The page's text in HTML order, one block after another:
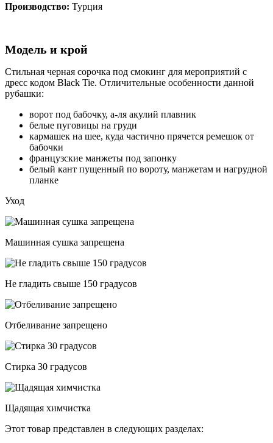
Производство: Турция
Модель и крой
Стильная черная сорочка под смокинг для мероприятий с
дресс кодом Black Tie. Отличительные особенности данной
рубашки:
ворот под бабочку, а-ля акулий плавник
белые пуговицы на груди
кармашек на шее, куда частично прячется ремешок от
бабочки
французские манжеты под запонку
белый кант пущенный по вороту, манжетам и нагрудной
планке
Уход
Машинная сушка запрещена
Не гладить свыше 150 градусов
Отбеливание запрещено
Стирка 30 градусов
Щадящая химчистка
Этот товар представлен в следующих разделах: